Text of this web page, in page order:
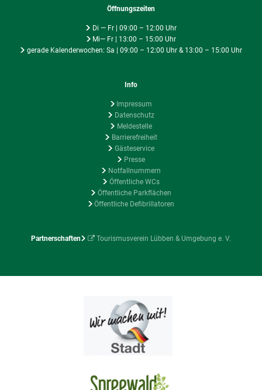
Öffnungszeiten
Di — Fr | 09:00 – 12:00 Uhr
Mi— Fr | 13:00 – 15:00 Uhr
gerade Kalenderwochen: Sa | 09:00 – 12:00 Uhr & 13:00 – 15:00 Uhr
Info
Impressum
Datenschutz
Meldestelle
Barrierefreiheit
Gästeservice
Presse
Notfallnummern
Öffentliche WCs
Öffentliche Parkflächen
Öffentliche Defibrillatoren
Partnerschaften Tourismusverein Lübben & Umgebung e. V.